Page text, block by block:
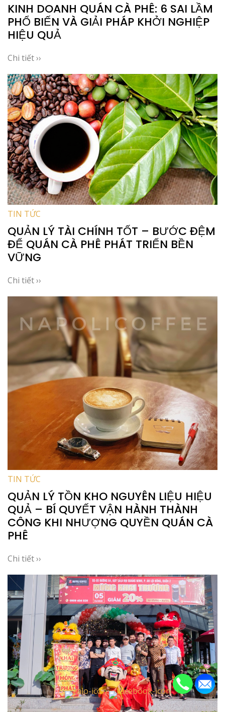
KINH DOANH QUÁN CÀ PHÊ: 6 SAI LẦM
PHỔ BIẾN VÀ GIẢI PHÁP KHỞI NGHIỆP
HIỆU QUẢ
Chi tiết ››
TIN TỨC
QUẢN LÝ TÀI CHÍNH TỐT – BƯỚC ĐỆM
ĐỂ QUÁN CÀ PHÊ PHÁT TRIỂN BỀN
VỮNG
Chi tiết ››
TIN TỨC
QUẢN LÝ TỒN KHO NGUYÊN LIỆU HIỆU
QUẢ – BÍ QUYẾT VẬN HÀNH THÀNH
CÔNG KHI NHƯỢNG QUYỀN QUÁN CÀ
PHÊ
Chi tiết ››